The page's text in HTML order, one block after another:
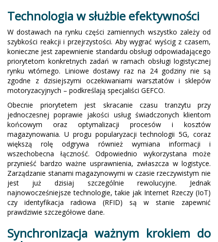
Technologia w służbie efektywności
W dostawach na rynku części zamiennych wszystko zależy od
szybkości reakcji i przejrzystości. Aby wygrać wyścig z czasem,
konieczne jest zapewnienie standardu obsługi odpowiadającego
priorytetom konkretnych zadań w ramach obsługi logistycznej
rynku wtórnego. Liniowe dostawy raz na 24 godziny nie są
zgodne z dzisiejszymi oczekiwaniami warsztatów i sklepów
motoryzacyjnych – podkreślają specjaliści GEFCO.
Obecnie priorytetem jest skracanie czasu tranzytu przy
jednoczesnej poprawie jakości usług świadczonych klientom
końcowym oraz optymalizacji procesów i kosztów
magazynowania. U progu popularyzacji technologii 5G, coraz
większą rolę odgrywa również wymiana informacji i
wszechobecna łączność. Odpowiednio wykorzystana może
przynieść bardzo ważne usprawnienia, zwłaszcza w logistyce.
Zarządzanie stanami magazynowymi w czasie rzeczywistym nie
jest już dzisiaj szczególnie rewolucyjne. Jednak
najnowocześniejsze technologie, takie jak Internet Rzeczy (IoT)
czy identyfikacja radiowa (RFID) są w stanie zapewnić
prawdziwie szczegółowe dane.
Synchronizacja ważnym krokiem do